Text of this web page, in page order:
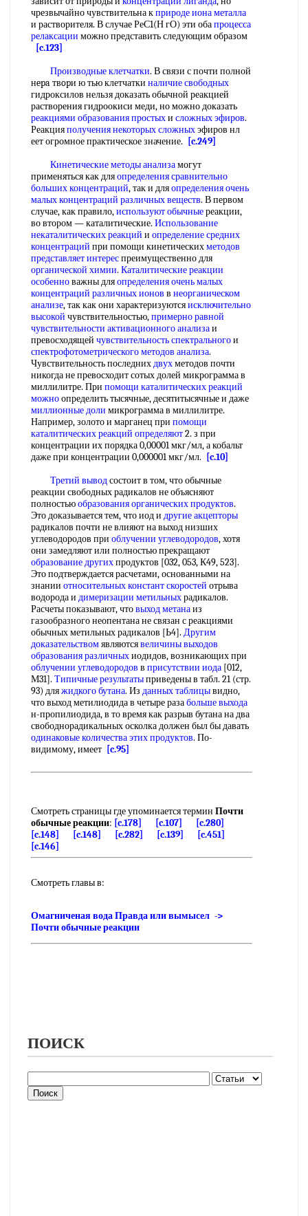
чрезвычайно чувствительна кприроде иона металла
и растворителя. В случае РеС1(Н гО) эти обапроцесса
релаксации можно представить следующим образом
[c.123]
Производные клетчатки. В связи с почти полной
нepa твopи ю тью клетчатки наличие свободных
гидроксилов нельзя доказать обычной реакцией
растворения гидроокиси меди, но можно доказать
реакциями образования простыхи сложных эфиров.
Реакцияполучения некоторых сложныхэфиров нл
еет огромное практическое значение.
[c.249]
Кинетические методы анализамогут
применяться как дляопределения сравнительно
больших концентраций, так и дляопределения очень
малых концентраций различных веществ. В первом
случае, как правило,используют обычныереакции,
во втором — каталитические. Использование
некаталитических реакций и определение средних
концентраций при помощи кинетическихметодов
представляет интереспреимущественно для
органической химии. Каталитические реакции
особенноважны дляопределения очень малых
концентраций различных ионов в неорганическом
анализе, так как они характеризуютсяисключительно
высокой чувствительностью,примерно равной
чувствительности активационного анализаи
превосходящей чувствительность спектральногои
спектрофотометрического методов анализа.
Чувствительность последнихдвухметодов почти
никогда не превосходит сотых долей микрограмма в
миллилитре. При помощи каталитическихреакций
можноопределить тысячные, десятитысячные и даже
миллионные доли микрограмма в миллилитре.
Например, золото и марганец при помощи
каталитическихреакций определяют2. з при
концентрации их порядка 0,00001 мкг/мл, а кобальт
даже при концентрации 0,000001 мкг/мл.
[c.10]
Третий выводсостоит в том, что обычные
реакции свободных радикалов не объясняют
полностьюобразования органических продуктов.
Это доказывается тем, что иод и другие акцепторы
радикалов почти не влияют на выход низших
углеводородов при облучении углеводородов, хотя
они замедляют или полностью прекращают
образование другихпродуктов [032, 053, К49, 523].
Это подтверждается расчетами, основанными на
знании относительных констант скоростей отрыва
водорода и димеризации метильныхрадикалов.
Расчеты показывают, чтовыход метанаиз
газообразного неопентана не связан с реакциями
обычных метильных радикалов [Ь4]. Другим
доказательствомявляютсявеличины выходов
образования различныхиодидов, возникающих при
облучении углеводородов в присутствии иода [012,
М31]. Типичные результатыприведены в табл. 21 (стр.
93) дляжидкого бутана. Из данных таблицывидно,
что выход метилиодида в четыре разабольше выхода
н-пропилиодида, в то время как разрыв бутана на два
свободнорадикальных осколка должен был бы давать
одинаковые количестваэтих продуктов. По-
видимому, имеет [c.95]
Смотреть страницы где упоминается термин Почти
обычные реакции: [c.178] [c.107]
[c.280]
[c.148]
[c.148] [c.282] [c.139]
[c.451]
[c.146]
Смотреть главы в:
Омагниченая вода Правда или вымысел ->
Почти обычные реакции
ПОИСК